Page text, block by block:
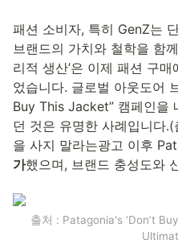
패션 소비자, 특히 GenZ는
브랜드의 가치와 철학을 함
리적 생산’은 이제 패션 구
었습니다. 글로벌 아웃도어
Buy This Jacket” 캠페인을
던 것은 유명한 사례입니다
을 사지 말라는광고 이후
가했으며, 브랜드 충성도와
출처 : Patagonia's ‘Don’t